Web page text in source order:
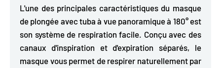
L'une des principales caractéristiques du masque
de plongée avec tuba à vue panoramique à 180° est
son système de respiration facile. Conçu avec des
canaux d'inspiration et d'expiration séparés, le
masque vous permet de respirer naturellement par